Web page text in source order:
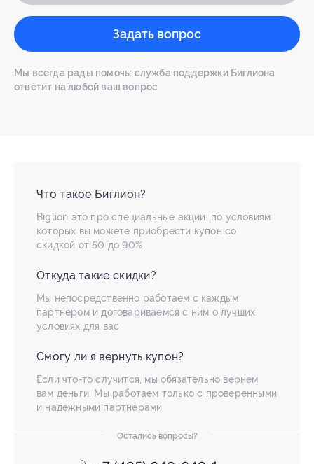
Задать вопрос
Мы всегда рады помочь: служба поддержки Биглиона
ответит на любой ваш вопрос
Что такое Биглион?
Biglion это про специальные акции, по условиям
которых вы можете приобрести купон со
скидкой от 50 до 90%
Откуда такие скидки?
Мы непосредственно работаем с каждым
партнером и договариваемся с ним о лучших
условиях для вас
Смогу ли я вернуть купон?
Если что-то случится, мы обязательно вернем
вам деньги. Мы работаем только с проверенными
и надежными партнерами
Остались вопросы?